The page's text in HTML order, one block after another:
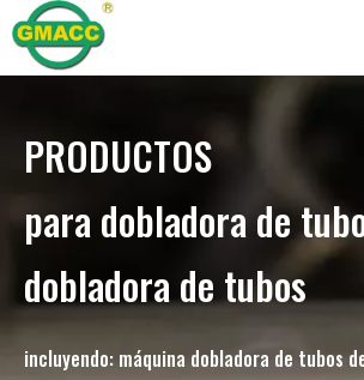
PRODUCTOS
para dobladora de
dobladora de tubos
incluyendo: máquina dobladora de tubos